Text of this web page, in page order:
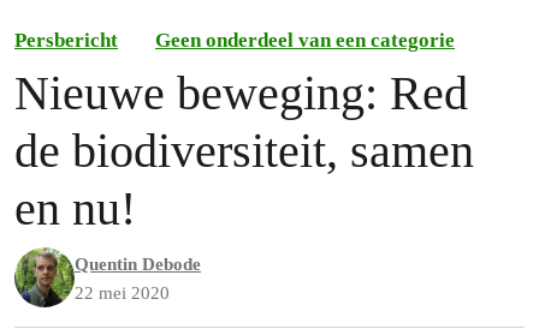
Persbericht Geen onderdeel van een categorie
Nieuwe beweging: Red
de biodiversiteit, samen
en nu!
Quentin Debode
22 mei 2020